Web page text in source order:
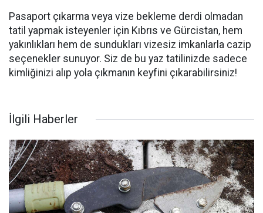
Pasaport çıkarma veya vize bekleme derdi olmadan
tatil yapmak isteyenler için Kıbrıs ve Gürcistan, hem
yakınlıkları hem de sundukları vizesiz imkanlarla cazip
seçenekler sunuyor. Siz de bu yaz tatilinizde sadece
kimliğinizi alıp yola çıkmanın keyfini çıkarabilirsiniz!
İlgili Haberler